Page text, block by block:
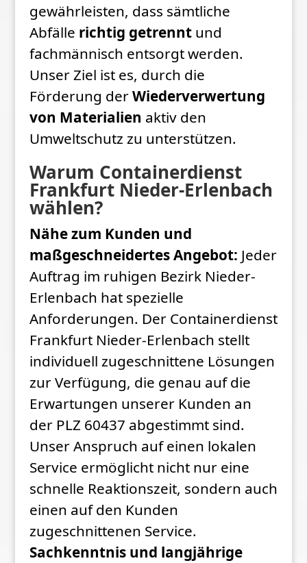
gewährleisten, dass sämtliche
Abfälle richtig getrenntund
fachmännisch entsorgt werden.
Unser Ziel ist es, durch die
Förderung derWiederverwertung
von Materialien aktiv den
Umweltschutz zu unterstützen.
Warum Containerdienst
Frankfurt Nieder-Erlenbach
wählen?
Nähe zum Kunden und
maßgeschneidertes Angebot: Jeder
Auftrag im ruhigen Bezirk Nieder-
Erlenbach hat spezielle
Anforderungen. Der Containerdienst
Frankfurt Nieder-Erlenbach stellt
individuell zugeschnittene Lösungen
zur Verfügung, die genau auf die
Erwartungen unserer Kunden an
der PLZ 60437 abgestimmt sind.
Unser Anspruch auf einen lokalen
Service ermöglicht nicht nur eine
schnelle Reaktionszeit, sondern auch
einen auf den Kunden
zugeschnittenen Service.
Sachkenntnis und langjährige